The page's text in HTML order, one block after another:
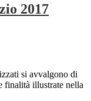
2017
si avvalgono di
finalità illustrate nella